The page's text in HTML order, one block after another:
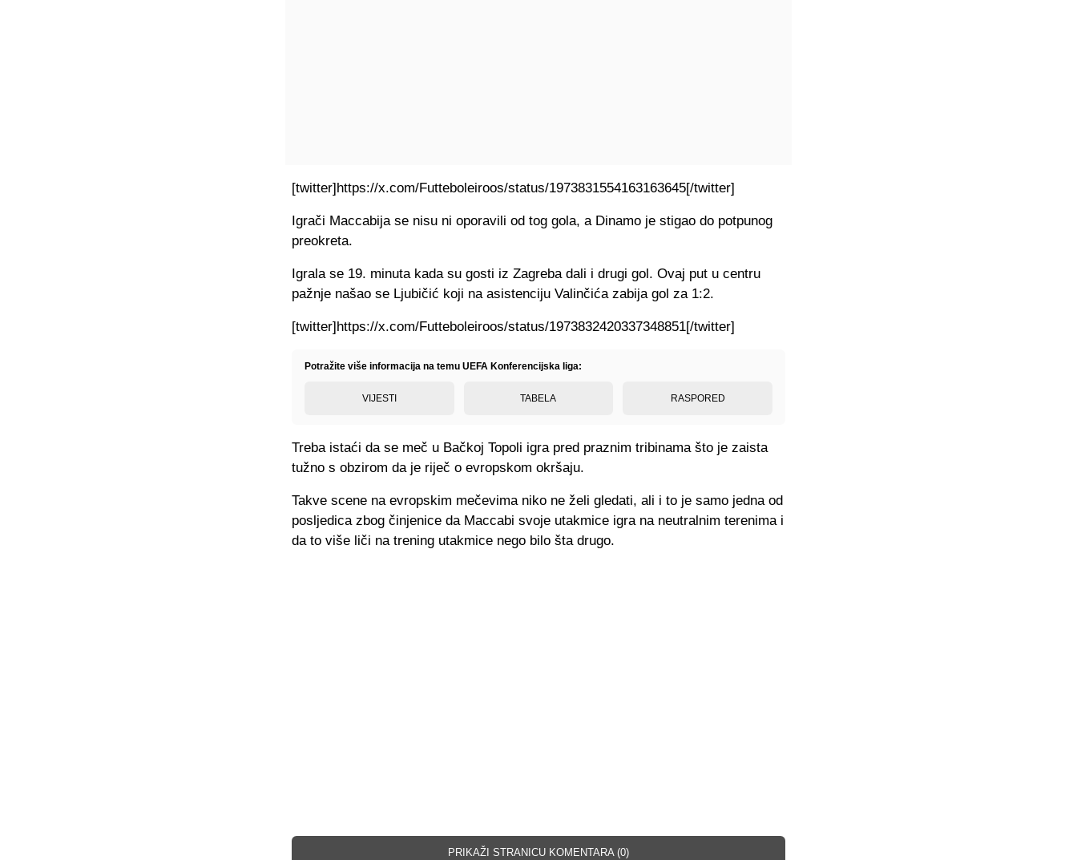
[twitter]https://x.com/Futteboleiroos/status/1973831554163163645[/twitter]
Igrači Maccabija se nisu ni oporavili od tog gola, a Dinamo je stigao do potpunog
preokreta.
Igrala se 19. minuta kada su gosti iz Zagreba dali i drugi gol. Ovaj put u centru
pažnje našao se Ljubičić koji na asistenciju Valinčića zabija gol za 1:2.
[twitter]https://x.com/Futteboleiroos/status/1973832420337348851[/twitter]
Potražite više informacija na temu UEFA Konferencijska liga:
VIJESTI TABELA RASPORED
Treba istaći da se meč u Bačkoj Topoli igra pred praznim tribinama što je zaista
tužno s obzirom da je riječ o evropskom okršaju.
Takve scene na evropskim mečevima niko ne želi gledati, ali i to je samo jedna od
posljedica zbog činjenice da Maccabi svoje utakmice igra na neutralnim terenima i
da to više liči na trening utakmice nego bilo šta drugo.
PRIKAŽI STRANICU KOMENTARA (0)